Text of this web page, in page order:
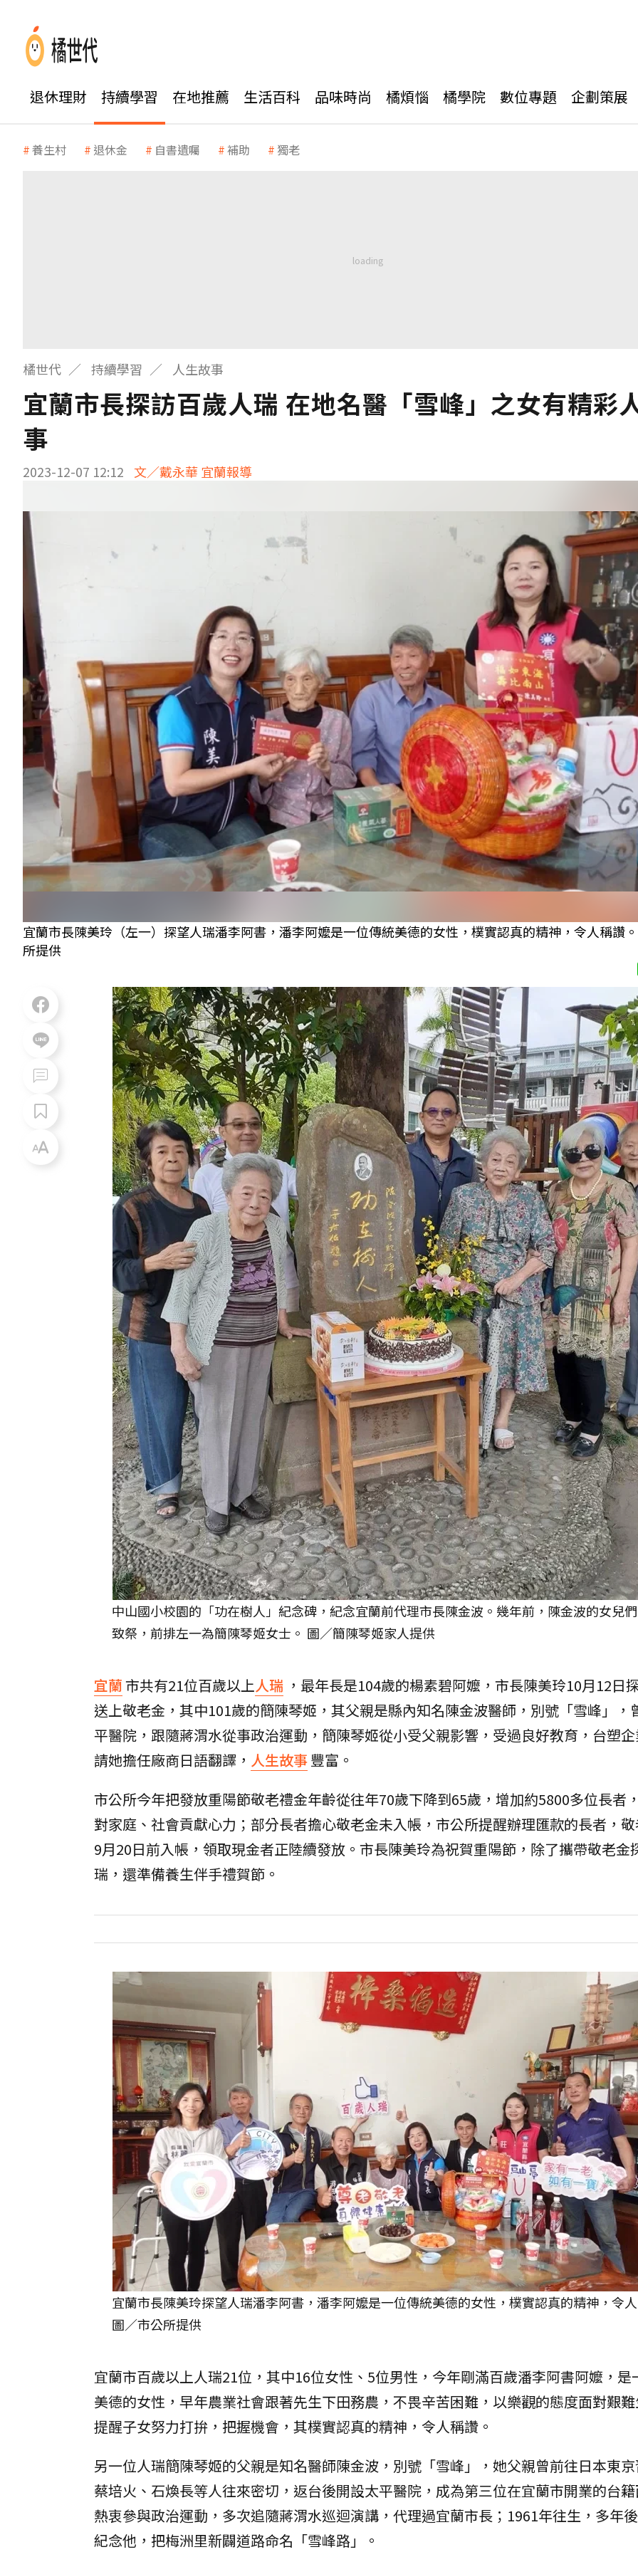
退休理財 持續學習 在地推薦 生活百科 品味時尚 橘煩惱 橘學院 數位專題 企劃策展
養生村 退休金 自書遺囑 補助 獨老
橘世代 持續學習 人生故事
宜蘭市長探訪百歲人瑞 在地名醫「雪峰」之女有精彩
事
2023-12-07 12:12 文／戴永華 宜蘭報導
宜蘭市長陳美玲（左一）探望人瑞潘李阿書，潘李阿嬤是一位傳統美德的女性，樸實認真的精神，令人稱讚
所提供
中山國小校園的「功在樹人」紀念碑，紀念宜蘭前代理市長陳金波。幾年前，陳金波的女兒
致祭，前排左一為簡陳琴姬女士。 圖／簡陳琴姬家人提供
宜蘭市共有21位百歲以上人瑞 ，最年長是104歲的楊素碧阿嬤，市長陳美玲10月12日
送上敬老金，其中101歲的簡陳琴姬，其父親是縣內知名陳金波醫師，別號「雪峰」，
平醫院，跟隨蔣渭水從事政治運動，簡陳琴姬從小受父親影響，受過良好教育，台塑
請她擔任廠商日語翻譯， 人生故事豐富。
市公所今年把發放重陽節敬老禮金年齡從往年70歲下降到65歲，增加約5800多位長者
對家庭、社會貢獻心力；部分長者擔心敬老金未入帳，市公所提醒辦理匯款的長者，
9月20日前入帳，領取現金者正陸續發放。市長陳美玲為祝賀重陽節，除了攜帶敬老金
瑞，還準備養生伴手禮賀節。
宜蘭市長陳美玲探望人瑞潘李阿書，潘李阿嬤是一位傳統美德的女性，樸實認真的精神，令
圖／市公所提供
宜蘭市百歲以上人瑞21位，其中16位女性、5位男性，今年剛滿百歲潘李阿書阿嬤，是
美德的女性，早年農業社會跟著先生下田務農，不畏辛苦困難，以樂觀的態度面對艱
提醒子女努力打拚，把握機會，其樸實認真的精神，令人稱讚。
另一位人瑞簡陳琴姬的父親是知名醫師陳金波，別號「雪峰」，她父親曾前往日本東
蔡培火、石煥長等人往來密切，返台後開設太平醫院，成為第三位在宜蘭市開業的台
熱衷參與政治運動，多次追隨蔣渭水巡迴演講，代理過宜蘭市長；1961年往生，多年
紀念他，把梅洲里新闢道路命名「雪峰路」。